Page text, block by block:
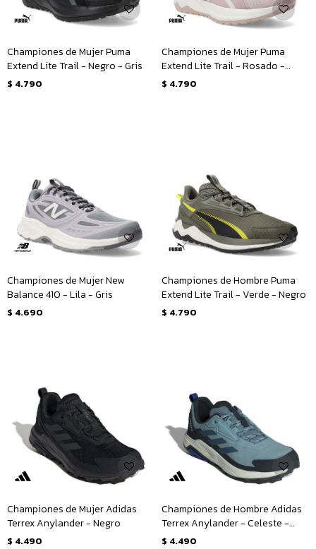
Championes de Mujer Puma
Extend Lite Trail - Negro - Gris
$ 4.790
Championes de Mujer Puma
Extend Lite Trail - Rosado -
Natural
$ 4.790
Championes de Mujer New
Balance 410 - Lila - Gris
$ 4.690
Championes de Hombre Puma
Extend Lite Trail - Verde - Negro
$ 4.790
Championes de Mujer Adidas
Terrex Anylander - Negro
$ 4.490
Championes de Hombre Adidas
Terrex Anylander - Celeste -
Negro
$ 4.490